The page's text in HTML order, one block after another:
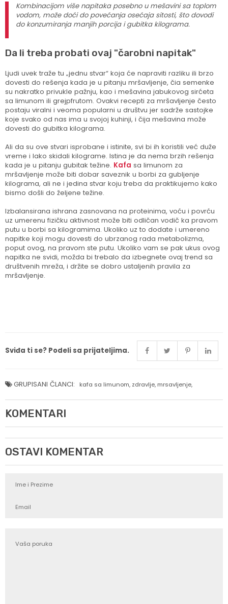
Kombinacijom više napitaka posebno u mešavini sa toplom
vodom, može doći do povećanja osećaja sitosti, što dovodi
do konzumiranja manjih porcija i gubitka kilograma.
Da li treba probati ovaj "čarobni napitak"
Ljudi uvek traže tu „jednu stvar“ koja će napraviti razliku ili brzo
dovesti do rešenja kada je u pitanju mršavljenje, čia semenke
su nakratko privukle pažnju, kao i mešavina jabukovog sirćeta
sa limunom ili grejpfrutom. Ovakvi recepti za mršavljenje često
postaju viralni i veoma popularni u društvu jer sadrže sastojke
koje svako od nas ima u svojoj kuhinji, i čija mešavina može
dovesti do gubitka kilograma.
Ali da su ove stvari isprobane i istinite, svi bi ih koristili već duže
vreme i lako skidali kilograme. Istina je da nema brzih rešenja
kada je u pitanju gubitak težine. Kafa sa limunom za
mršavljenje može biti dobar saveznik u borbi za gubljenje
kilograma, ali ne i jedina stvar koju treba da praktikujemo kako
bismo došli do željene težine.
Izbalansirana ishrana zasnovana na proteinima, voću i povrću
uz umerenu fizičku aktivnost može biti odličan vodič ka pravom
putu u borbi sa kilogramima. Ukoliko uz to dodate i umereno
napitke koji mogu dovesti do ubrzanog rada metabolizma,
poput ovog, na pravom ste putu. Ukoliko vam se pak ukus ovog
napitka ne svidi, možda bi trebalo da izbegnete ovaj trend sa
društvenih mreža, i držite se dobro ustaljenih pravila za
mršavljenje.
Sviđa ti se? Podeli sa prijateljima.
GRUPISANI ČLANCI: kafa sa limunom, zdravlje, mrsavljenje,
KOMENTARI
OSTAVI KOMENTAR